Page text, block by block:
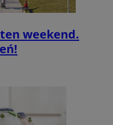
weekend.